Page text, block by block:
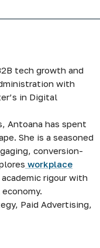
tech growth and
with
in Digital
Antoana has spent
She is a seasoned
conversion-
workplace
rigour with
Paid Advertising,